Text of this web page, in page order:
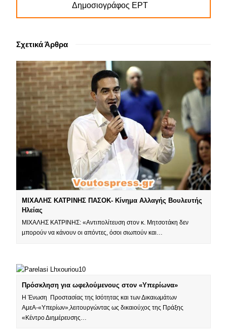
Δημοσιογράφος ΕΡΤ
Σχετικά Άρθρα
ΜΙΧΑΛΗΣ ΚΑΤΡΙΝΗΣ ΠΑΣΟΚ- Κίνημα Αλλαγής Βουλευτής
Ηλείας
ΜΙΧΑΛΗΣ ΚΑΤΡΙΝΗΣ: «Αντιπολίτευση στον κ. Μητσοτάκη δεν
μπορούν να κάνουν οι απόντες, όσοι σιωπούν και…
Πρόσκληση για ωφελούμενους στον «Υπερίωνα»
Η Ένωση Προστασίας της Ισότητας και των Δικαιωμάτων
ΑμεΑ-«Υπερίων»,λειτουργώντας ως δικαιούχος της Πράξης
«Κέντρο Διημέρευσης…